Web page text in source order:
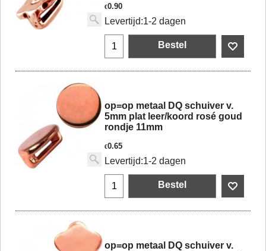
€0.90
Levertijd:1-2 dagen
Bestel
op=op metaal DQ schuiver v.
5mm plat leer/koord rosé goud
rondje 11mm
€0.65
Levertijd:1-2 dagen
Bestel
op=op metaal DQ schuiver v.